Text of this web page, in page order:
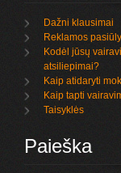
Dažni klausimai
Reklamos
Kodėl jūsų
atsiliepimai?
Kaip atidaryti
Kaip tapti
Taisyklės
Paieška